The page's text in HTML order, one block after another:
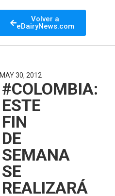
Volver a
eDairyNews.com
MAY 30, 2012
#COLOMBIA:
ESTE
FIN
DE
SEMANA
SE
REALIZARÁ